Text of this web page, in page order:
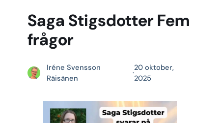
Saga Stigsdotter Fem
frågor
Iréne Svensson
Räisänen
·
20 oktober,
2025